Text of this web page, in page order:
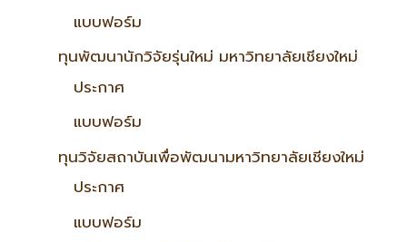
แบบฟอร์ม
ทุนพัฒนานักวิจัยรุ่นใหม่ มหาวิทยาลัยเชียงใหม่
ประกาศ
แบบฟอร์ม
ทุนวิจัยสถาบันเพื่อพัฒนามหาวิทยาลัยเชียงใหม่
ประกาศ
แบบฟอร์ม